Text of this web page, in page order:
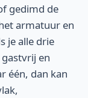
gedimd de
armatuur en
je alle drie
en
één, dan kan